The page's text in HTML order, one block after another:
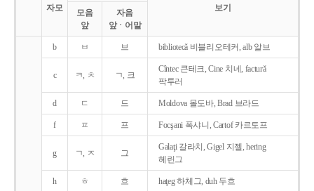
자모
보기
모음
앞
자음
앞ㆍ어말
b ㅂ 브 bibliotecǎ 비블리오테커, alb 알브
c ㅋ, ㅊ ㄱ, 크
Cîntec 큰테크, Cine 치네, facturǎ
팍투러
d ㄷ 드 Moldova 몰도바, Brad 브라드
f ㅍ 프 Focşani 폭샤니, Cartof 카르토프
g ㄱ, ㅈ 그
Galaţi 갈라치, Gigel 지젤, hering
헤린그
h ㅎ 흐 haţeg 하체그, duh 두흐